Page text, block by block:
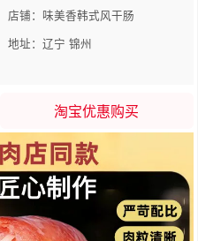
店铺：味美香韩式风干肠
地址：辽宁 锦州
淘宝优惠购买